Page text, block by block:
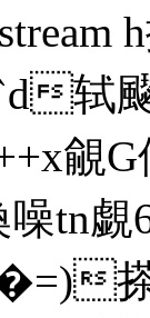
轼
覦
tn